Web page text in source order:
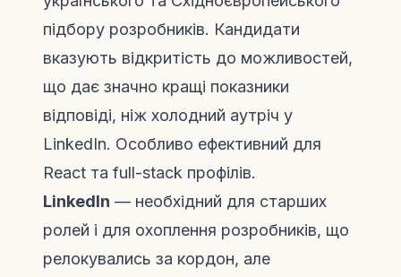
підбору розробників. Кандидати
вказують відкритість до можливостей,
що дає значно кращі показники
відповіді, ніж холодний аутріч у
LinkedIn. Особливо ефективний для
React та full-stack профілів.
LinkedIn — необхідний для старших
ролей і для охоплення розробників, що
релокувались за кордон, але